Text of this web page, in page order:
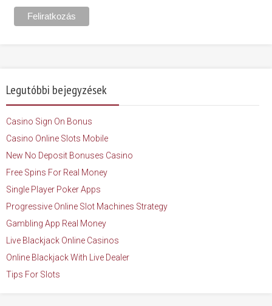
Legutóbbi bejegyzések
Casino Sign On Bonus
Casino Online Slots Mobile
New No Deposit Bonuses Casino
Free Spins For Real Money
Single Player Poker Apps
Progressive Online Slot Machines Strategy
Gambling App Real Money
Live Blackjack Online Casinos
Online Blackjack With Live Dealer
Tips For Slots